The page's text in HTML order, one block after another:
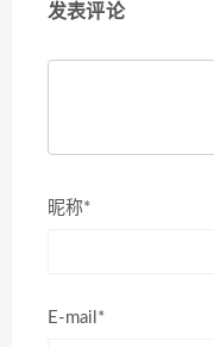
发表评论
昵称*
E-mail*